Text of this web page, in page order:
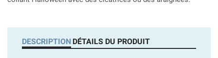
DESCRIPTION DÉTAILS DU PRODUIT